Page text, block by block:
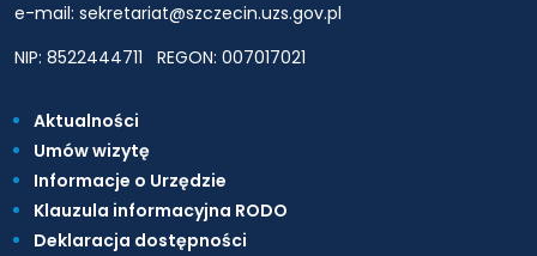
e-mail: sekretariat@szczecin.uzs.gov.pl
NIP: 8522444711
REGON: 007017021
Aktualności
Umów wizytę
Informacje o Urzędzie
Klauzula informacyjna RODO
Deklaracja dostępności